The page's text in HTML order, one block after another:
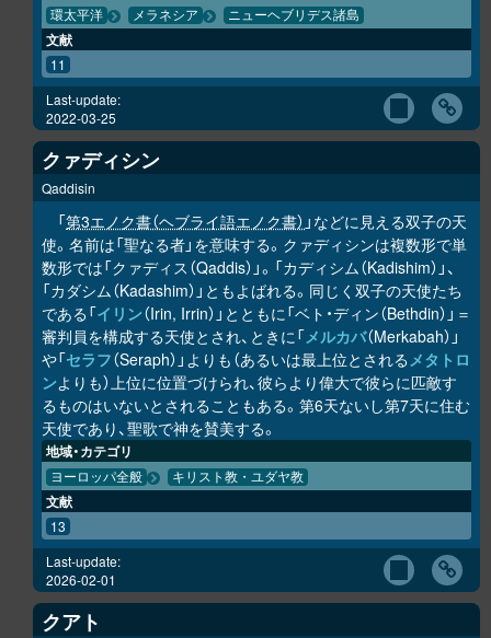
環太平洋 メラネシア ニューヘブリデス諸島
文献
11
Last-update:
2022-03-25
クァディシン
Qaddisin
「第3エノク書（ヘブライ語エノク書） 」などに見える双子の天
使。名前は「聖なる者」を意味する。クァディシンは複数形で単
数形では「クァディス（Qaddis）」。「カディシム（Kadishim）」、
「カダシム（Kadashim）」ともよばれる。同じく双子の天使たち
である「イリン（Irin, Irrin）」とともに「ベト・ディン（Bethdin）」＝
審判員を構成する天使とされ、ときに「メルカバ（Merkabah）」
や「セラフ（Seraph）」よりも（あるいは最上位とされるメタトロ
ンよりも）上位に位置づけられ、彼らより偉大で彼らに匹敵す
るものはいないとされることもある。第6天ないし第7天に住む
天使であり、聖歌で神を賛美する。
地域・カテゴリ
ヨーロッパ全般 キリスト教・ユダヤ教
文献
13
Last-update:
2026-02-01
クアト